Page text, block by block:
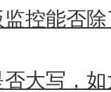
控能否
大写，